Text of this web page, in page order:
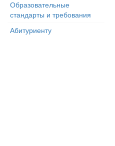
Образовательные
стандарты и требования
Абитуриенту